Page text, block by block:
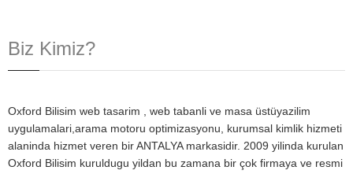
Biz Kimiz?
Oxford Bilisim web tasarim , web tabanli ve masa üstüyazilim
uygulamalari,arama motoru optimizasyonu, kurumsal kimlik hizmeti
alaninda hizmet veren bir ANTALYA markasidir. 2009 yilinda kurulan
Oxford Bilisim kuruldugu yildan bu zamana bir çok firmaya ve resmi